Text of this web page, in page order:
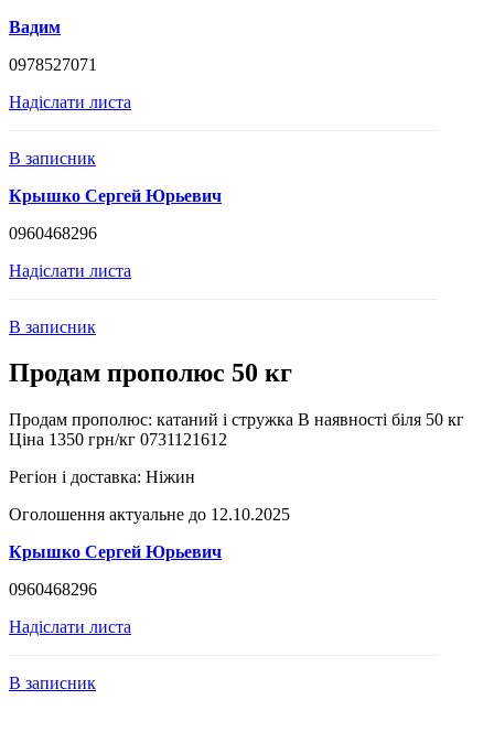
Вадим
0978527071
Надіслати листа
В записник
Крышко Сергей Юрьевич
0960468296
Надіслати листа
В записник
Продам прополюс 50 кг
Продам прополюс: катаний і стружка В наявності біля 50 кг
Ціна 1350 грн/кг 0731121612
Регіон і доставка: Ніжин
Оголошення актуальне до 12.10.2025
Крышко Сергей Юрьевич
0960468296
Надіслати листа
В записник